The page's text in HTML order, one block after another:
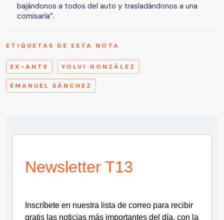
bajándonos a todos del auto y trasladándonos a una
comisaría”.
ETIQUETAS DE ESTA NOTA
EX-ANTE YOLVI GONZÁLEZ
EMANUEL SÁNCHEZ
Newsletter T13
Inscríbete en nuestra lista de correo para recibir
gratis las noticias más importantes del día, con la